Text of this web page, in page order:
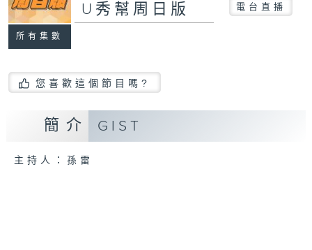
所有集數
U秀幫周日版 電台直播
您喜歡這個節目嗎?
簡介 GIST
主持人：孫雷